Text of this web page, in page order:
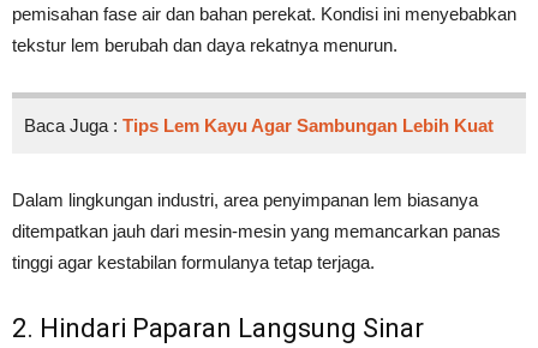
pemisahan fase air dan bahan perekat. Kondisi ini menyebabkan
tekstur lem berubah dan daya rekatnya menurun.
Baca Juga : Tips Lem Kayu Agar Sambungan Lebih Kuat
Dalam lingkungan industri, area penyimpanan lem biasanya
ditempatkan jauh dari mesin-mesin yang memancarkan panas
tinggi agar kestabilan formulanya tetap terjaga.
2. Hindari Paparan Langsung Sinar